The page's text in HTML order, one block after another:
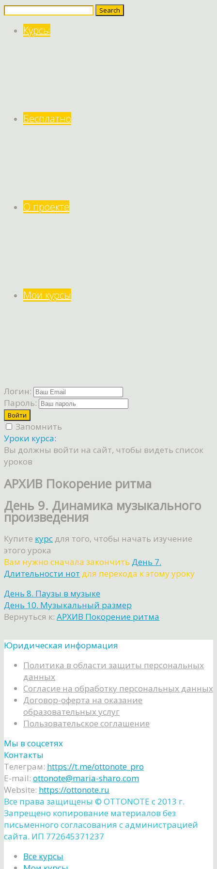
Search
Курсы
Бесплатно
О проекте
Мои курсы
Логин:
Пароль:
Запомнить
Уроки курса:
Вы должны войти на сайт, чтобы видеть список
уроков
АРХИВ Покорение ритма
День 9. Динамика музыкального
произведения
Купите курс для того, чтобы начать изучение
этого урока
Вам нужно сначала закончить День 7.
Длительности нот для перехода к этому уроку
День 8. Паузы в музыке
День 10. Музыкальный размер
Вернуться к: АРХИВ Покорение ритма
Юридическая информация
Политика в области защиты персональных
данных
Согласие на обработку персональных данных
Договор-оферта на оказание
образовательных услуг
Пользовательское соглашение
Мы в соцсетях
Контакты
Телеграм: https://t.me/ottonote_pro
E-mail: ottonote@maria-sharo.com
Website: https://ottonote.ru
Все права защищены ©️ OTTONOTE с 2013 г.
Запрещено копирование материалов без
письменного согласования с администрацией
сайта. ИП 772645371237
Все курсы